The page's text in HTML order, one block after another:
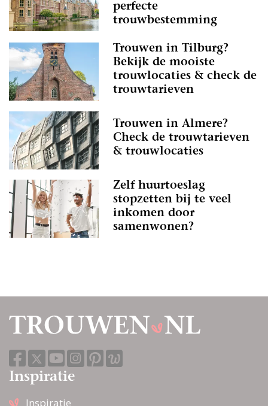
perfecte
trouwbestemming
Trouwen in Tilburg?
Bekijk de mooiste
trouwlocaties & check de
trouwtarieven
Trouwen in Almere?
Check de trouwtarieven
& trouwlocaties
Zelf huurtoeslag
stopzetten bij te veel
inkomen door
samenwonen?
Inspiratie
Inspiratie